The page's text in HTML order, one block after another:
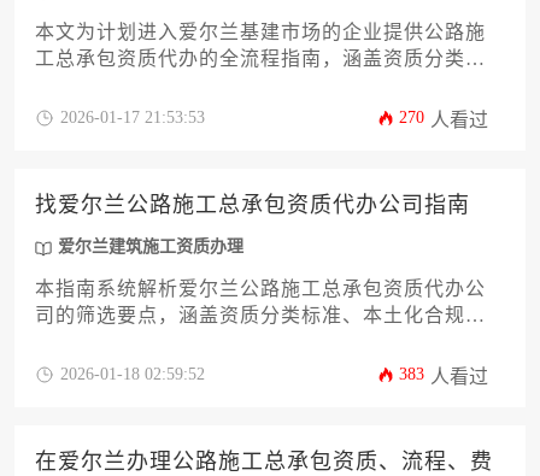
本文为计划进入爱尔兰基建市场的企业提供公路施
工总承包资质代办的全流程指南，涵盖资质分类标
策略及本土化合规要诀，助力企业高效通过爱尔兰
2026-01-17 21:53:53 270 人看过
找爱尔兰公路施工总承包资质代办公司指南
爱尔兰建筑施工资质办理
本指南系统解析爱尔兰公路施工总承包资质代办公
司的筛选要点，涵盖资质分类标准、本土化合规要
供从资质诊断到后期维护的全流程实操方案。
2026-01-18 02:59:52 383 人看过
在爱尔兰办理公路施工总承包资质、流程、费